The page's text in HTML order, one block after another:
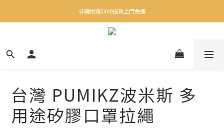
✨下載Three Little Meow App 即享多重禮遇！
🛒購物滿$400送貨上門免運
✨下載Three Little Meow App 即享多重禮遇！
台灣 PUMIKZ波米斯 多
用途矽膠口罩拉繩